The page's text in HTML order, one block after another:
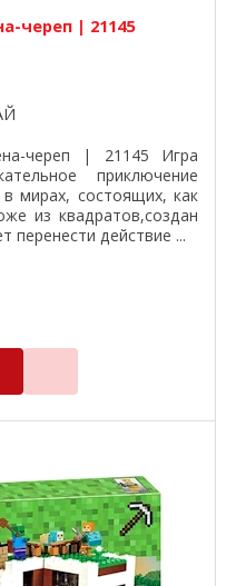
череп | 21145
череп | 21145 Игра
приключение
мирах, состоящих, как
из квадратов,создан
перенести действие ...